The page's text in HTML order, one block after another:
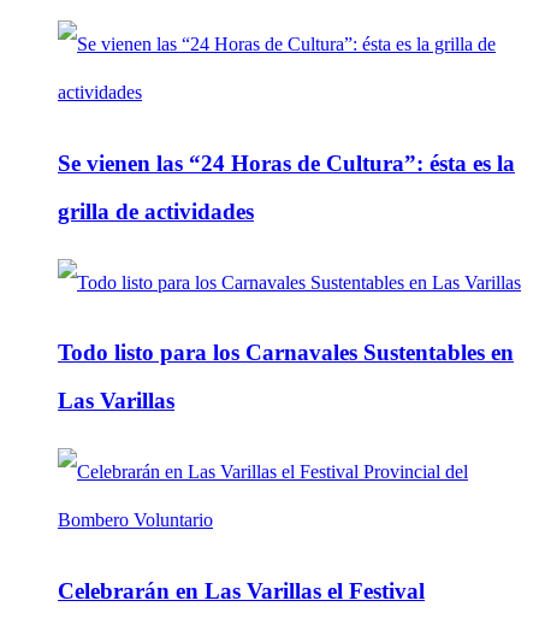
Se vienen las “24 Horas de Cultura”: ésta es la
grilla de actividades
Todo listo para los Carnavales Sustentables en
Las Varillas
Celebrarán en Las Varillas el Festival